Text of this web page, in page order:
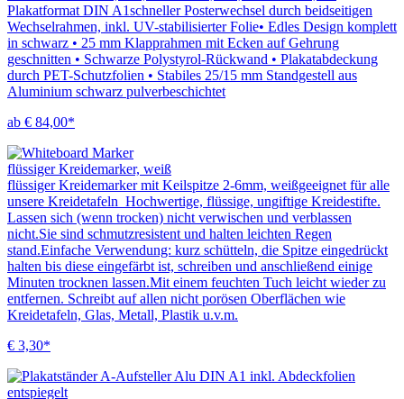
Plakatformat DIN A1schneller Posterwechsel durch beidseitigen
Wechselrahmen, inkl. UV-stabilisierter Folie• Edles Design komplett
in schwarz • 25 mm Klapprahmen mit Ecken auf Gehrung
geschnitten • Schwarze Polystyrol-Rückwand • Plakatabdeckung
durch PET-Schutzfolien • Stabiles 25/15 mm Standgestell aus
Aluminium schwarz pulverbeschichtet
ab € 84,00*
flüssiger Kreidemarker, weiß
flüssiger Kreidemarker mit Keilspitze 2-6mm, weißgeeignet für alle
unsere Kreidetafeln Hochwertige, flüssige, ungiftige Kreidestifte.
Lassen sich (wenn trocken) nicht verwischen und verblassen
nicht.Sie sind schmutzresistent und halten leichten Regen
stand.Einfache Verwendung: kurz schütteln, die Spitze eingedrückt
halten bis diese eingefärbt ist, schreiben und anschließend einige
Minuten trocknen lassen.Mit einem feuchten Tuch leicht wieder zu
entfernen. Schreibt auf allen nicht porösen Oberflächen wie
Kreidetafeln, Glas, Metall, Plastik u.v.m.
€ 3,30*